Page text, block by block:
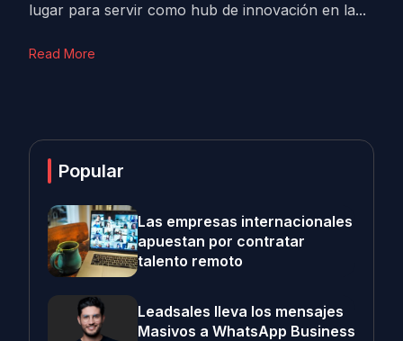
lugar para servir como hub de innovación en la...
Read More
Popular
Las empresas internacionales
apuestan por contratar
talento remoto
Leadsales lleva los mensajes
Masivos a WhatsApp Business